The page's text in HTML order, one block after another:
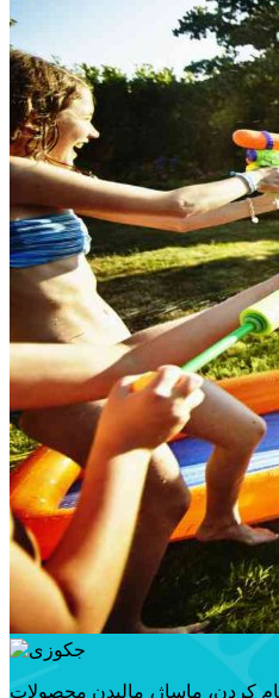
کردن، ماساژ، مالیدن محصولات